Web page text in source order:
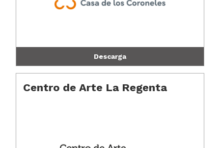
Descarga
Centro de Arte La Regenta